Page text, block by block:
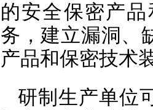
的安全保密产
务，建立漏洞、
产品和保密技术
研制生产单位